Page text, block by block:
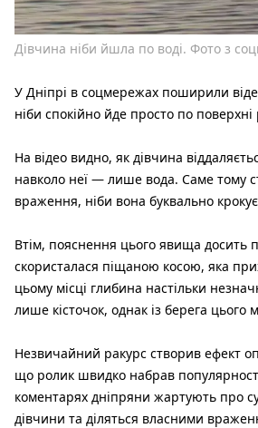
Дівчина ніби йшла по воді. Фото з
У Дніпрі в соцмережах поширили
ніби спокійно йде просто по поверхні
На відео видно, як дівчина
навколо неї — лише вода. Саме тому
враження, ніби вона буквально
Втім, пояснення цього явища досить
скористалася піщаною косою, яка
цьому місці глибина настільки
лише кісточок, однак із берега
Незвичайний ракурс створив ефект
що ролик швидко набрав
коментарях дніпряни жартують про
дівчини та діляться власними